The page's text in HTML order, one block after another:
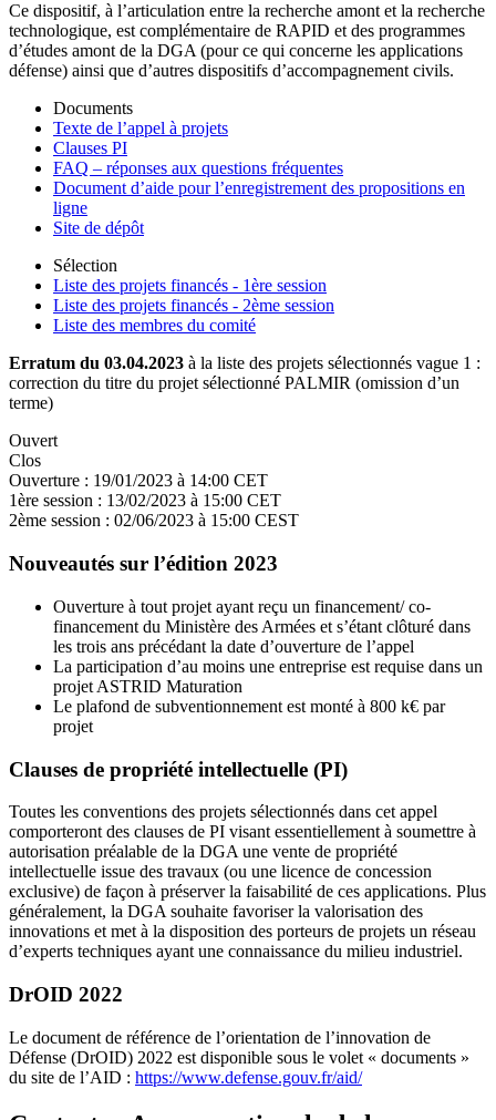
Ce dispositif, à l’articulation entre la recherche amont et la recherche
technologique, est complémentaire de RAPID et des programmes
d’études amont de la DGA (pour ce qui concerne les applications
défense) ainsi que d’autres dispositifs d’accompagnement civils.
Documents
Texte de l’appel à projets
Clauses PI
FAQ – réponses aux questions fréquentes
Document d’aide pour l’enregistrement des propositions en
ligne
Site de dépôt
Sélection
Liste des projets financés - 1ère session
Liste des projets financés - 2ème session
Liste des membres du comité
Erratum du 03.04.2023 à la liste des projets sélectionnés vague 1 :
correction du titre du projet sélectionné PALMIR (omission d’un
terme)
Ouvert
Clos
Ouverture : 19/01/2023 à 14:00 CET
1ère session : 13/02/2023 à 15:00 CET
2ème session : 02/06/2023 à 15:00 CEST
Nouveautés sur l’édition 2023
Ouverture à tout projet ayant reçu un financement/ co-
financement du Ministère des Armées et s’étant clôturé dans
les trois ans précédant la date d’ouverture de l’appel
La participation d’au moins une entreprise est requise dans un
projet ASTRID Maturation
Le plafond de subventionnement est monté à 800 k€ par
projet
Clauses de propriété intellectuelle (PI)
Toutes les conventions des projets sélectionnés dans cet appel
comporteront des clauses de PI visant essentiellement à soumettre à
autorisation préalable de la DGA une vente de propriété
intellectuelle issue des travaux (ou une licence de concession
exclusive) de façon à préserver la faisabilité de ces applications. Plus
généralement, la DGA souhaite favoriser la valorisation des
innovations et met à la disposition des porteurs de projets un réseau
d’experts techniques ayant une connaissance du milieu industriel.
DrOID 2022
Le document de référence de l’orientation de l’innovation de
Défense (DrOID) 2022 est disponible sous le volet « documents »
du site de l’AID : https://www.defense.gouv.fr/aid/